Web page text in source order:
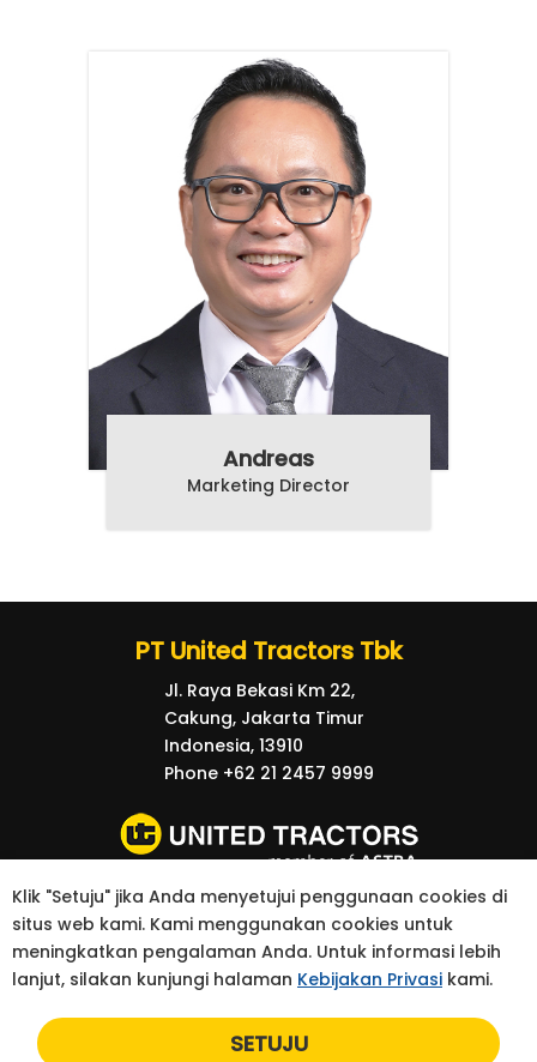
Andreas
Marketing Director
Klik "Setuju" jika Anda menyetujui penggunaan cookies di
situs web kami. Kami menggunakan cookies untuk
meningkatkan pengalaman Anda. Untuk informasi lebih
lanjut, silakan kunjungi halaman Kebijakan Privasi kami.
SETUJU
PT United Tractors Tbk
Jl. Raya Bekasi Km 22,
Cakung, Jakarta Timur
Indonesia, 13910
Phone +62 21 2457 9999
© 2026 United Tractors all right reserved.
kebijakan Privasi Kontak